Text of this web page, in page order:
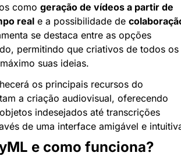
como geração de vídeos a partir de
real e a possibilidade de
se destaca entre as opções
permitindo que criativos de todos os
suas ideias.
os principais recursos do
a criação audiovisual, oferecendo
indesejados até transcrições
de uma interface amigável e
e como funciona?